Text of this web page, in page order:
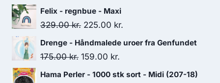
Felix - regnbue - Maxi
329.00kr. 225.00 kr.
Drenge - Håndmalede uroer fra Genfundet
175.00kr. 159.00 kr.
Hama Perler - 1000 stk sort - Midi (207-18)